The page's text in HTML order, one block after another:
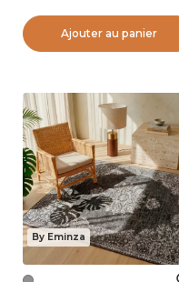
Ajouter au panier
By Eminza